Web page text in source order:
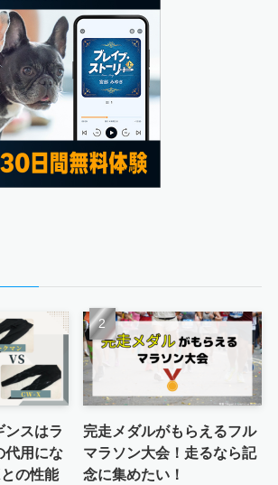
ンスはラ
代用にな
の性能
完走メダルがもらえるフル
マラソン大会！走るなら記
念に集めたい！